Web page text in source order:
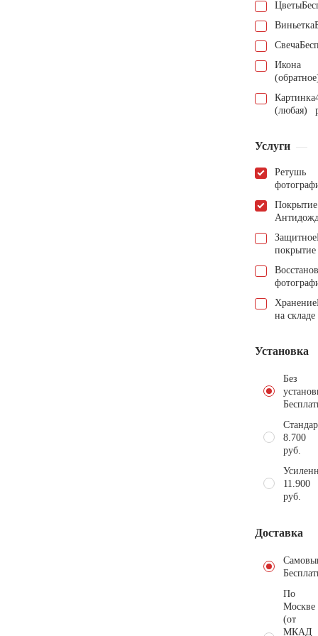
Цветы
Виньетка
Свеча
Икона
Картинка
(любая)
Услуги
Ретушь
Покрытие
Защитное
покрытие
Хранение
на складе
Установка
Без
8.700
руб.
11.900
руб.
Доставка
По
Москве
(от
МКАД